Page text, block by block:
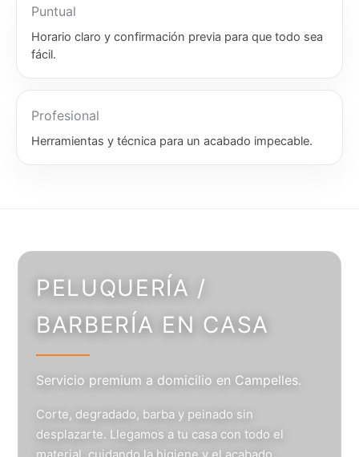
Puntual
Horario claro y confirmación previa para que todo sea
fácil.
Profesional
Herramientas y técnica para un acabado impecable.
PELUQUERÍA /
BARBERÍA EN CASA
Servicio premium a domicilio en Campelles.
Corte, degradado, barba y peinado sin
desplazarte. Llegamos a tu casa con todo el